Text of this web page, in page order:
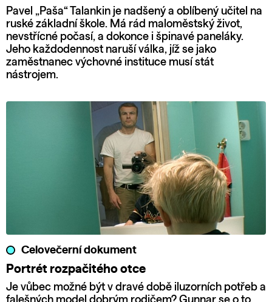
Pavel „Paša“ Talankin je nadšený a oblíbený učitel na
ruské základní škole. Má rád maloměstský život,
nevstřícné počasí, a dokonce i špinavé paneláky.
Jeho každodennost naruší válka, jíž se jako
zaměstnanec výchovné instituce musí stát
nástrojem.
Celovečerní dokument
Portrét rozpačitého otce
Je vůbec možné být v dravé době iluzorních potřeb a